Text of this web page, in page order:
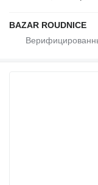
BAZAR ROUDNICE